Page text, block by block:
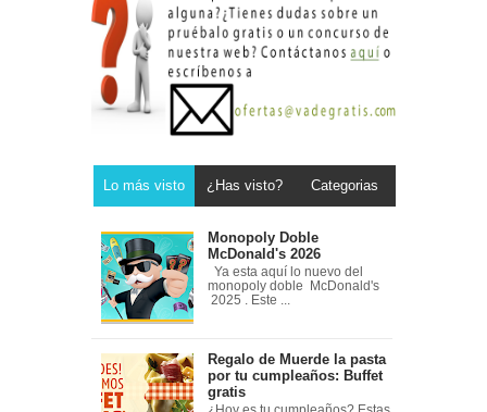
Lo más visto ¿Has visto? Categorias
Monopoly Doble
McDonald's 2026
Ya esta aquí lo nuevo del
monopoly doble McDonald's
2025 . Este ...
Regalo de Muerde la pasta
por tu cumpleaños: Buffet
gratis